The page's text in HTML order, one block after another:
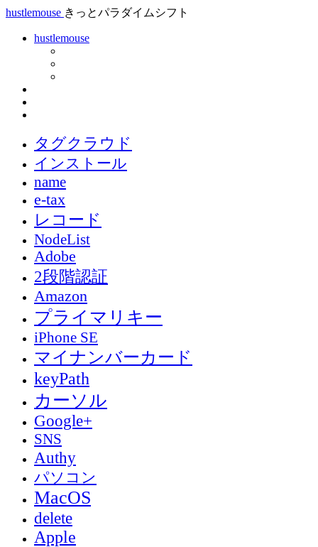
hustlemouse きっとパラダイムシフト
hustlemouse
タグクラウド
インストール
name
e-tax
レコード
NodeList
Adobe
2段階認証
Amazon
プライマリキー
iPhone SE
マイナンバーカード
keyPath
カーソル
Google+
SNS
Authy
パソコン
MacOS
delete
Apple